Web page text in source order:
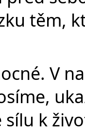
těm,
V
k